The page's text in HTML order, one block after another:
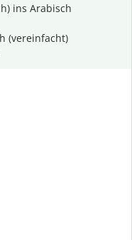
ins Arabisch
(vereinfacht)